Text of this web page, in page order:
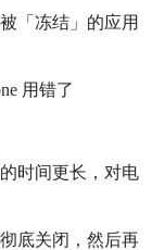
「冻结」的应用
时间更长，对电
底关闭，然后再